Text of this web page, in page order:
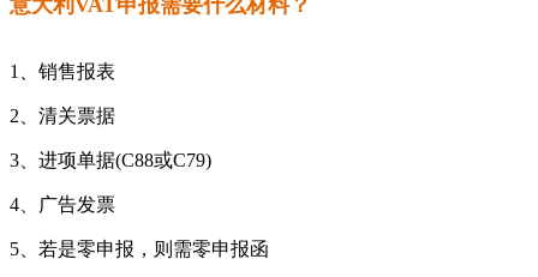
意大利VAT申报需要什么材料？
1、销售报表
2、清关票据
3、进项单据(C88或C79)
4、广告发票
5、若是零申报，则需零申报函